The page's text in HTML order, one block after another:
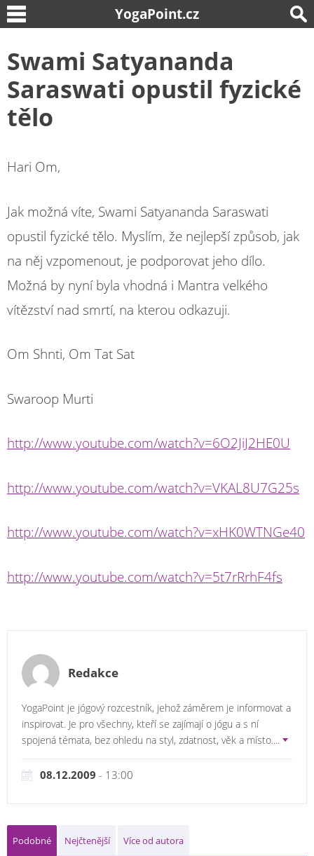
YogaPoint.cz
Swami Satyananda
Saraswati opustil fyzické
tělo
Hari Om,
Jak možná víte, Swami Satyananda Saraswati
opustil fyzické tělo. Myslím, že nejlepší způsob, jak
na něj vzpomenout, je podporovat jeho dílo.
Možná by nyní byla vhodná i Mantra velkého
vítězství nad smrtí, na kterou odkazuji.
Om Shnti, Om Tat Sat
Swaroop Murti
http://www.youtube.com/watch?v=6O2JiJ2HE0U
http://www.youtube.com/watch?v=VKAL8U7G25s
http://www.youtube.com/watch?v=xHK0WTNGe40
http://www.youtube.com/watch?v=5t7rRrhF4fs
Redakce
YogaPoint je jógový rozcestník, jehož záměrem je informovat a
inspirovat. Je pro všechny, kteří se zajímají o jógu a s ní
spojená témata, bez ohledu na styl, zdatnost, věk a místo....
08.12.2009 - 13:00
Podobné Nejčtenější Více od autora